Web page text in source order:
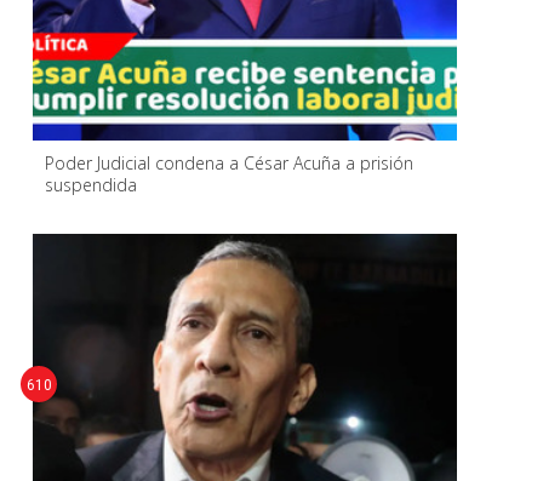
Poder Judicial condena a César Acuña a prisión
suspendida
610